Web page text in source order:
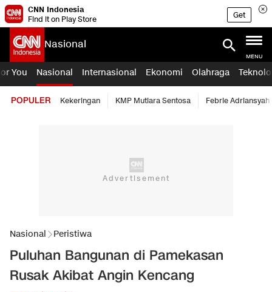
CNN Indonesia
Find it on Play Store
Get
Nasional
MENU
You Nasional Internasional Ekonomi Olahraga
POPULER Kekeringan KMP Mutiara Sentosa Febrie Adriansyah
Nasional Peristiwa
Puluhan Bangunan di Pamekasan
Rusak Akibat Angin Kencang